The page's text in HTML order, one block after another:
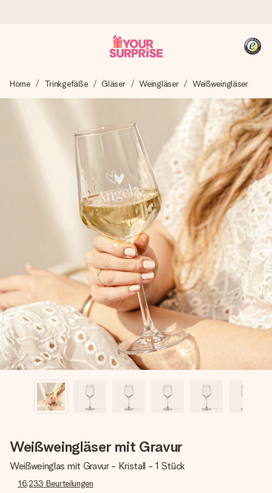
Wir bereiten dein Geschenk sorgfältig vor und schicken es
blitzschnell – damit du es genau zum richtigen Zeitpunkt
überreichen kannst, wenn es am meisten zählt.
4,8 (basierend auf +15.000 Bewertungen)
Unsere Geschenke begeistern. Kunden bewerten uns mit
4,8 bei Google Reviews (Gesamtergebnis aller Länder, in
die wir versenden).
+49 39292 929695
Montag - Freitag : 8:30 - 17:00 Uhr
Samstag - Sonntag : 8:30 - 13:00 Uhr
Home Trinkgefäße Gläser Weingläser Weißweingläser
Weißweingläser mit Gravur
Weißweinglas mit Gravur - Kristall - 1 Stück
16,233 Beurteilungen